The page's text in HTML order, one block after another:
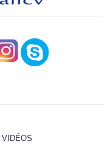
VIDÉOS